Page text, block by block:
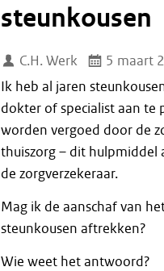
steunkousen
C.H. Werk 5 maart
Ik heb al jaren
dokter of specialist aan te
worden vergoed door de
thuiszorg – dit
de zorgverzekeraar.
Mag ik de aanschaf van
steunkousen aftrekken?
Wie weet het antwoord?